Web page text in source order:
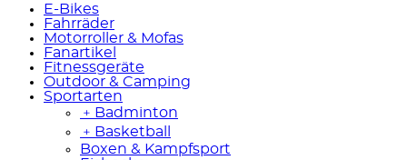
E-Bikes
Fahrräder
Motorroller & Mofas
Fanartikel
Fitnessgeräte
Outdoor & Camping
Sportarten
﹢ Badminton
﹢ Basketball
Boxen & Kampfsport